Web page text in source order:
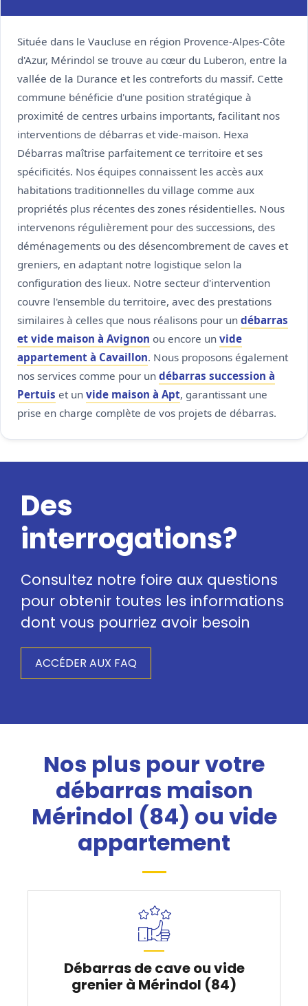
i
Située dans le Vaucluse en région Provence-Alpes-Côte
d'Azur, Mérindol se trouve au cœur du Luberon, entre la
vallée de la Durance et les contreforts du massif. Cette
commune bénéficie d'une position stratégique à
proximité de centres urbains importants, facilitant nos
interventions de débarras et vide-maison. Hexa
Débarras maîtrise parfaitement ce territoire et ses
spécificités. Nos équipes connaissent les accès aux
habitations traditionnelles du village comme aux
propriétés plus récentes des zones résidentielles. Nous
intervenons régulièrement pour des successions, des
déménagements ou des désencombrement de caves et
greniers, en adaptant notre logistique selon la
configuration des lieux. Notre secteur d'intervention
couvre l'ensemble du territoire, avec des prestations
similaires à celles que nous réalisons pour un débarras
et vide maison à Avignon ou encore un vide
appartement à Cavaillon. Nous proposons également
nos services comme pour un débarras succession à
Pertuis et un vide maison à Apt, garantissant une
prise en charge complète de vos projets de débarras.
Des
interrogations?
Consultez notre foire aux questions
pour obtenir toutes les informations
dont vous pourriez avoir besoin
ACCÉDER AUX FAQ
Nos plus pour votre
débarras maison
Mérindol (84) ou vide
appartement
Débarras de cave ou vide
grenier à Mérindol (84)